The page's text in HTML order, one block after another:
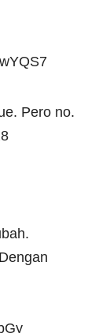
Pero no.